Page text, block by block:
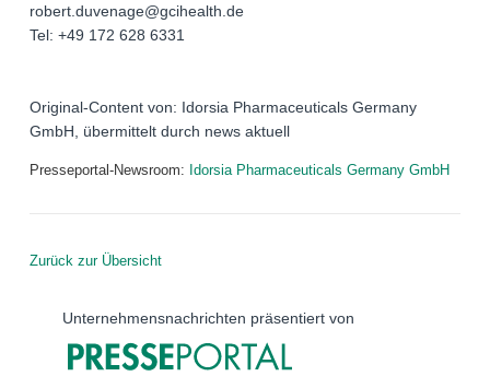
robert.duvenage@gcihealth.de
Tel: +49 172 628 6331
Original-Content von: Idorsia Pharmaceuticals Germany
GmbH, übermittelt durch news aktuell
Presseportal-Newsroom: Idorsia Pharmaceuticals Germany GmbH
Zurück zur Übersicht
Unternehmensnachrichten präsentiert von